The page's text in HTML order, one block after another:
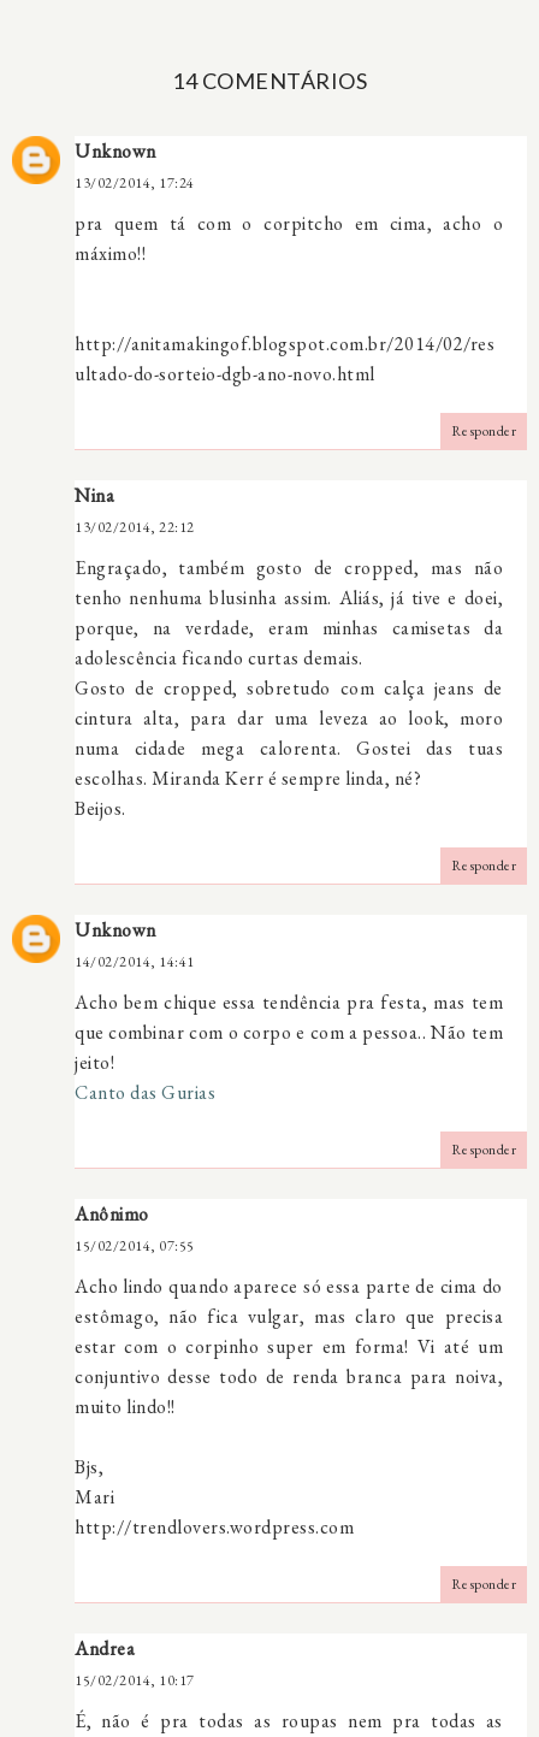
14 COMENTÁRIOS
Unknown
13/02/2014, 17:24
pra quem tá com o corpitcho em cima, acho o
máximo!!
http://anitamakingof.blogspot.com.br/2014/02/res
ultado-do-sorteio-dgb-ano-novo.html
Responder
Nina
13/02/2014, 22:12
Engraçado, também gosto de cropped, mas não
tenho nenhuma blusinha assim. Aliás, já tive e doei,
porque, na verdade, eram minhas camisetas da
adolescência ficando curtas demais.
Gosto de cropped, sobretudo com calça jeans de
cintura alta, para dar uma leveza ao look, moro
numa cidade mega calorenta. Gostei das tuas
escolhas. Miranda Kerr é sempre linda, né?
Beijos.
Responder
Unknown
14/02/2014, 14:41
Acho bem chique essa tendência pra festa, mas tem
que combinar com o corpo e com a pessoa.. Não tem
jeito!
Canto das Gurias
Responder
Anônimo
15/02/2014, 07:55
Acho lindo quando aparece só essa parte de cima do
estômago, não fica vulgar, mas claro que precisa
estar com o corpinho super em forma! Vi até um
conjuntivo desse todo de renda branca para noiva,
muito lindo!!
Bjs,
Mari
http://trendlovers.wordpress.com
Responder
Andrea
15/02/2014, 10:17
É, não é pra todas as roupas nem pra todas as